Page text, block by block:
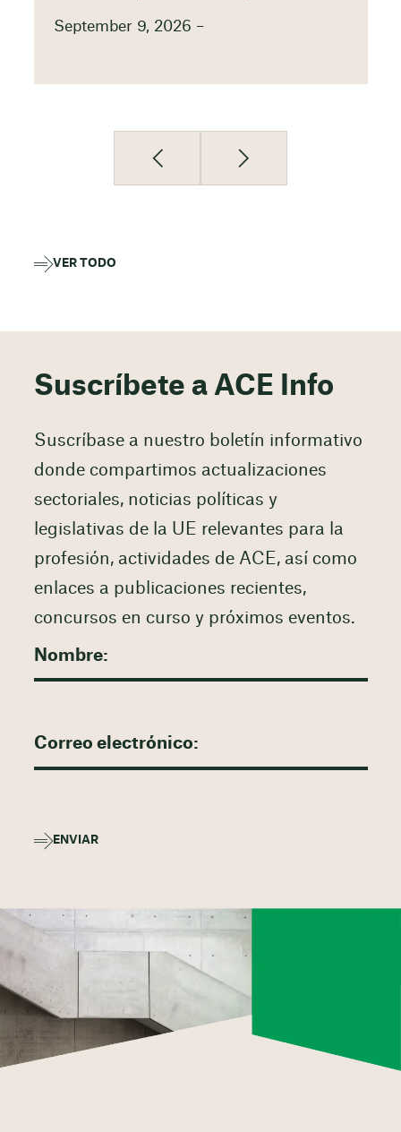
September 9, 2026 –
VER TODO
Suscríbete a ACE Info
Suscríbase a nuestro boletín informativo
donde compartimos actualizaciones
sectoriales, noticias políticas y
legislativas de la UE relevantes para la
profesión, actividades de ACE, así como
enlaces a publicaciones recientes,
concursos en curso y próximos eventos.
ENVIAR